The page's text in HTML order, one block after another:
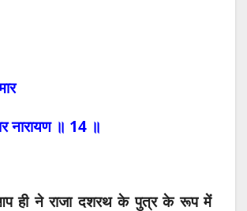
नारायण ॥ 14 ॥
ही नेराजा दशरथ के पुत्रके रूप में